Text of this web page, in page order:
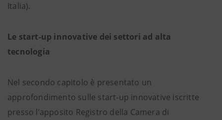
Italia).
Le start-up innovative dei settori ad alta
tecnologia
Nel secondo capitolo è presentato un
approfondimento sulle start-up innovative iscritte
presso l’apposito Registro della Camera di